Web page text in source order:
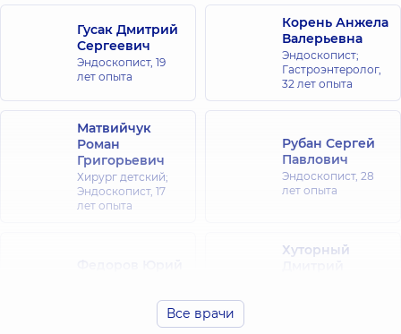
Гусак Дмитрий
Сергеевич
Эндоскопист, 19
лет опыта
Корень Анжела
Валерьевна
Эндоскопист;
Гастроэнтеролог,
32 лет опыта
Матвийчук
Роман
Григорьевич
Хирург детский;
Эндоскопист, 17
лет опыта
Рубан Сергей
Павлович
Эндоскопист, 28
лет опыта
Хуторный
Все врачи